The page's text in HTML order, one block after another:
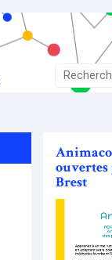
ouvertes
Brest